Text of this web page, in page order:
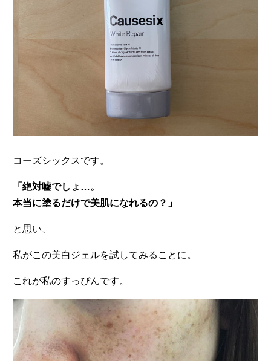
コーズシックスです。
「絶対嘘でしょ…。
本当に塗るだけで美肌になれるの？」
と思い、
私がこの美白ジェルを試してみることに。
これが私のすっぴんです。